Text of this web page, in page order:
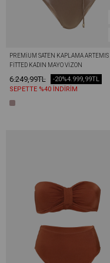
PREMIUM SATEN KAPLAMA ARTEMIS
FITTED KADIN MAYO VIZON
6.249,99TL 4.999,99TL
-20%
SEPETTE %40 İNDİRİM